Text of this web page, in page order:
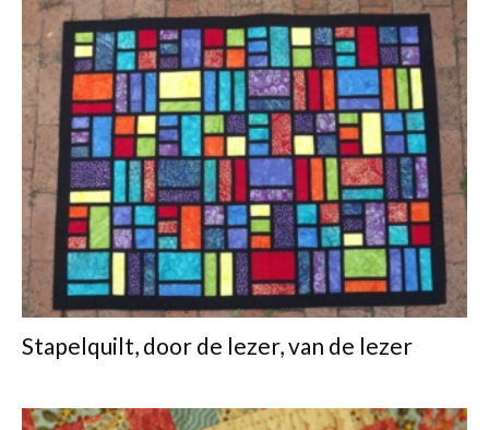
Stapelquilt, door de lezer, van de lezer